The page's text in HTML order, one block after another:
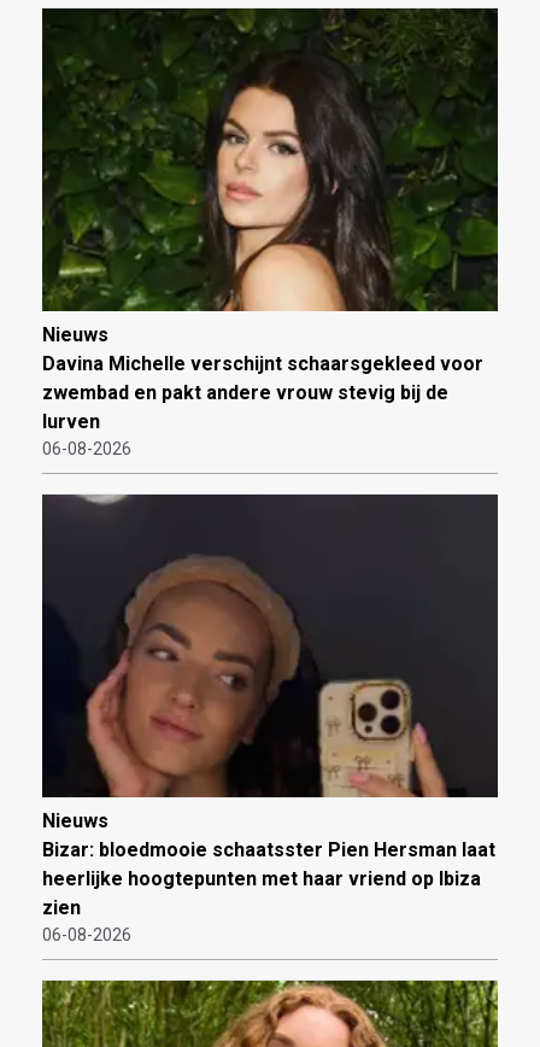
Nieuws
Davina Michelle verschijnt schaarsgekleed voor
zwembad en pakt andere vrouw stevig bij de
lurven
06-08-2026
Nieuws
Bizar: bloedmooie schaatsster Pien Hersman laat
heerlijke hoogtepunten met haar vriend op Ibiza
zien
06-08-2026